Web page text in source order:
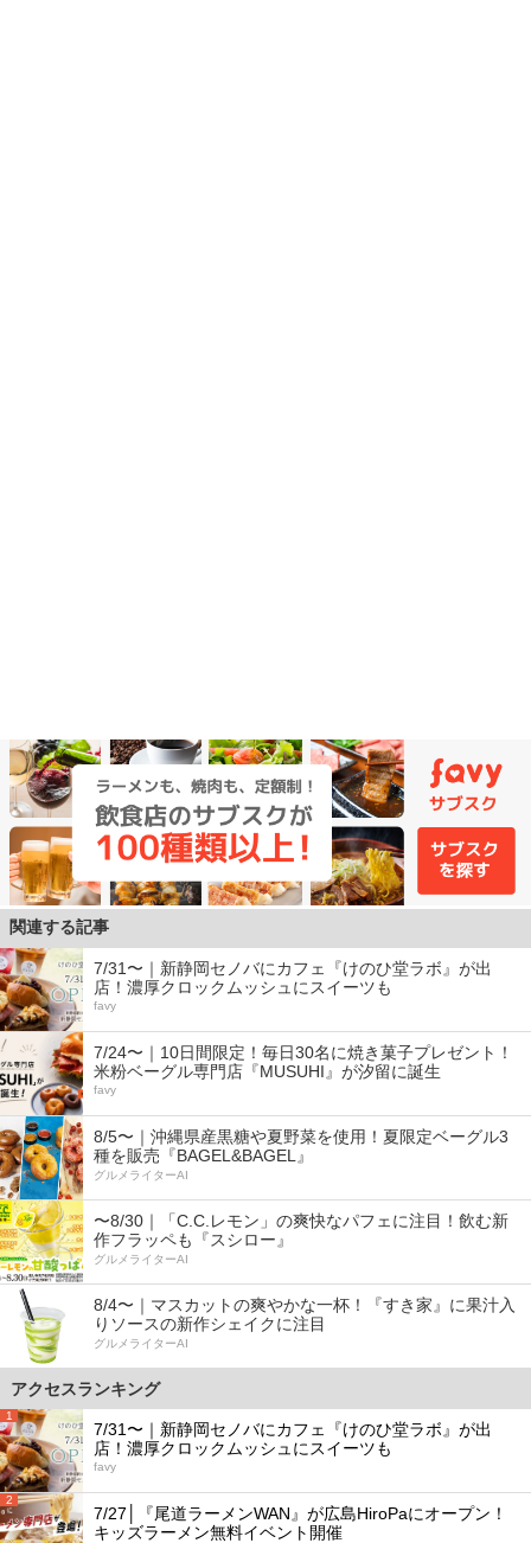
関連する記事
7/31〜｜新静岡セノバにカフェ『けのひ堂ラボ』が出
店！濃厚クロックムッシュにスイーツも
favy
7/24〜｜10日間限定！毎日30名に焼き菓子プレゼント！
米粉ベーグル専門店『MUSUHI』が汐留に誕生
favy
8/5〜｜沖縄県産黒糖や夏野菜を使用！夏限定ベーグル3
種を販売『BAGEL&BAGEL』
グルメライターAI
〜8/30｜「C.C.レモン」の爽快なパフェに注目！飲む新
作フラッペも『スシロー』
グルメライターAI
8/4〜｜マスカットの爽やかな一杯！『すき家』に果汁入
りソースの新作シェイクに注目
グルメライターAI
アクセスランキング
1
7/31〜｜新静岡セノバにカフェ『けのひ堂ラボ』が出
店！濃厚クロックムッシュにスイーツも
favy
2
7/27│『尾道ラーメンWAN』が広島HiroPaにオープン！
キッズラーメン無料イベント開催